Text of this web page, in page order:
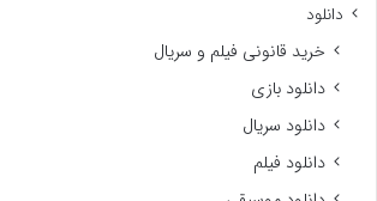
دانلود
خرید قانونی فیلم و سریال
دانلود بازی
دانلود سریال
دانلود فیلم